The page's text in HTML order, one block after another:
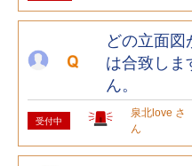
どの立面
は合致しま
ん。
受付中
泉北love さ
ん